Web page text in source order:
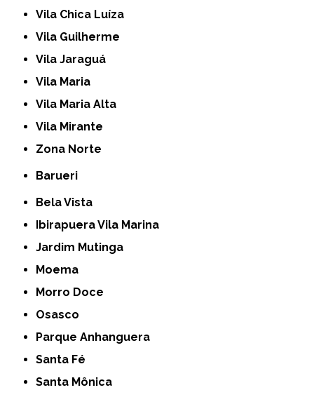
Vila Chica Luíza
Vila Guilherme
Vila Jaraguá
Vila Maria
Vila Maria Alta
Vila Mirante
Zona Norte
Barueri
Bela Vista
Ibirapuera Vila Marina
Jardim Mutinga
Moema
Morro Doce
Osasco
Parque Anhanguera
Santa Fé
Santa Mônica